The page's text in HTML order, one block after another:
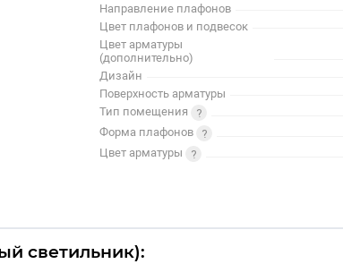
Направление плафонов
Цвет плафонов и подвесок
Цвет арматуры
(дополнительно)
Дизайн
Поверхность арматуры
Тип помещения
Форма плафонов
Цвет арматуры
светильник):